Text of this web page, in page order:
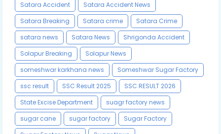
Satara Accident
Satara Accident News
Satara Breaking
Satara crime
Satara Crime
satara news
Satara News
Shrigonda Accident
Solapur Breaking
Solapur News
someshwar karkhana news
Someshwar Sugar Factory
ssc result
SSC Result 2025
SSC RESULT 2026
State Excise Department
suagr factory news
sugar cane
sugar factory
Sugar Factory